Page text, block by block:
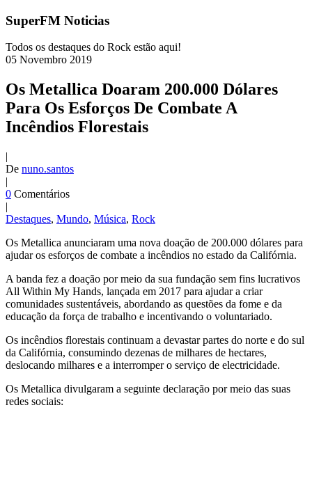
SuperFM Noticias
Todos os destaques do Rock estão aqui!
05 Novembro 2019
Os Metallica Doaram 200.000 Dólares
Para Os Esforços De Combate A
Incêndios Florestais
|
De nuno.santos
|
0 Comentários
|
Destaques, Mundo, Música, Rock
Os Metallica anunciaram uma nova doação de 200.000 dólares para
ajudar os esforços de combate a incêndios no estado da Califórnia.
A banda fez a doação por meio da sua fundação sem fins lucrativos
All Within My Hands, lançada em 2017 para ajudar a criar
comunidades sustentáveis, abordando as questões da fome e da
educação da força de trabalho e incentivando o voluntariado.
Os incêndios florestais continuam a devastar partes do norte e do sul
da Califórnia, consumindo dezenas de milhares de hectares,
deslocando milhares e a interromper o serviço de electricidade.
Os Metallica divulgaram a seguinte declaração por meio das suas
redes sociais: